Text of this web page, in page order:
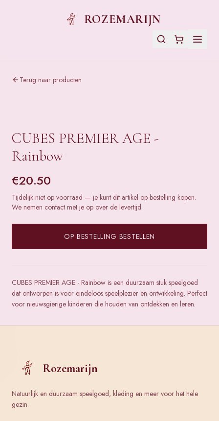
ROZEMARIJN
Terug naar producten
CUBES PREMIER AGE -
Rainbow
€20.50
Tijdelijk niet op voorraad — je kunt dit artikel op bestelling kopen.
We nemen contact met je op over de levertijd.
OP BESTELLING BESTELLEN
CUBES PREMIER AGE - Rainbow is een duurzaam stuk speelgoed
dat ontworpen is voor eindeloos speelplezier en ontwikkeling. Perfect
voor nieuwsgierige kinderen die houden van ontdekken en leren.
Rozemarijn
Natuurlijk en duurzaam speelgoed, kleding en meer voor het hele
gezin.